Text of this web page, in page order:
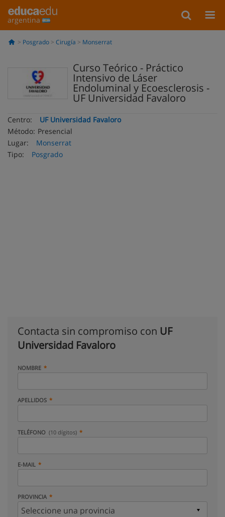
argentina
Posgrado Cirugía Monserrat
Curso Teórico - Práctico
Intensivo de Láser
Endoluminal y Ecoesclerosis -
UF Universidad Favaloro
Centro:
UF Universidad Favaloro
Método: Presencial
Lugar:
Monserrat
Tipo:
Posgrado
Contacta sin compromiso con UF
Universidad Favaloro
NOMBRE
APELLIDOS
TELÉFONO (10 dígitos)
E-MAIL
PROVINCIA